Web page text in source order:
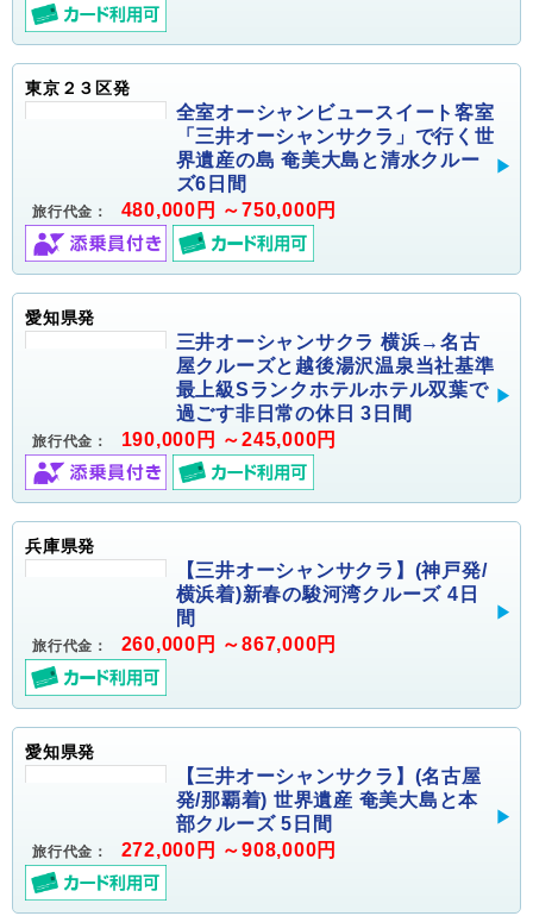
東京２３区発
全室オーシャンビュースイート客室
「三井オーシャンサクラ」で行く世
界遺産の島 奄美大島と清水クルー
ズ6日間
旅行代金： 480,000円 ～750,000円
愛知県発
三井オーシャンサクラ 横浜→名古
屋クルーズと越後湯沢温泉当社基準
最上級Sランクホテルホテル双葉で
過ごす非日常の休日 3日間
旅行代金： 190,000円 ～245,000円
兵庫県発
【三井オーシャンサクラ】(神戸発/
横浜着)新春の駿河湾クルーズ 4日
間
旅行代金： 260,000円 ～867,000円
愛知県発
【三井オーシャンサクラ】(名古屋
発/那覇着) 世界遺産 奄美大島と本
部クルーズ 5日間
旅行代金： 272,000円 ～908,000円